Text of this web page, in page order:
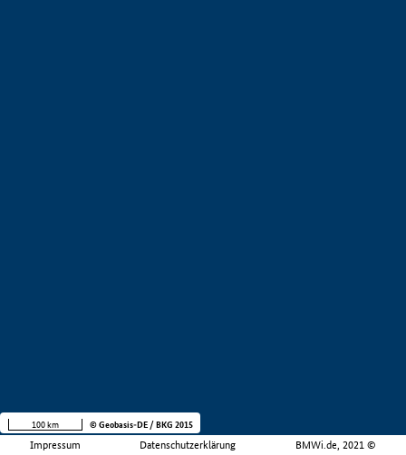
Impressum Datenschutzerklärung BMWi.de, 2021 ©
100 km © Geobasis-DE / BKG 2015